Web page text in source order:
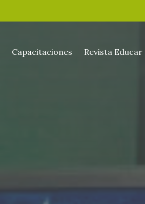
Capacitaciones Revista Educar